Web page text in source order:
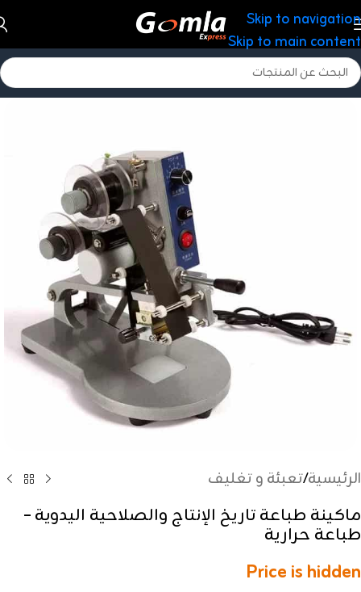
Skip to navigation
Skip to main content
الرئيسية/تعبئة و تغليف
ماكينة طباعة تاريخ الإنتاج والصلاحية اليدوية –
طباعة حرارية
Price is hidden